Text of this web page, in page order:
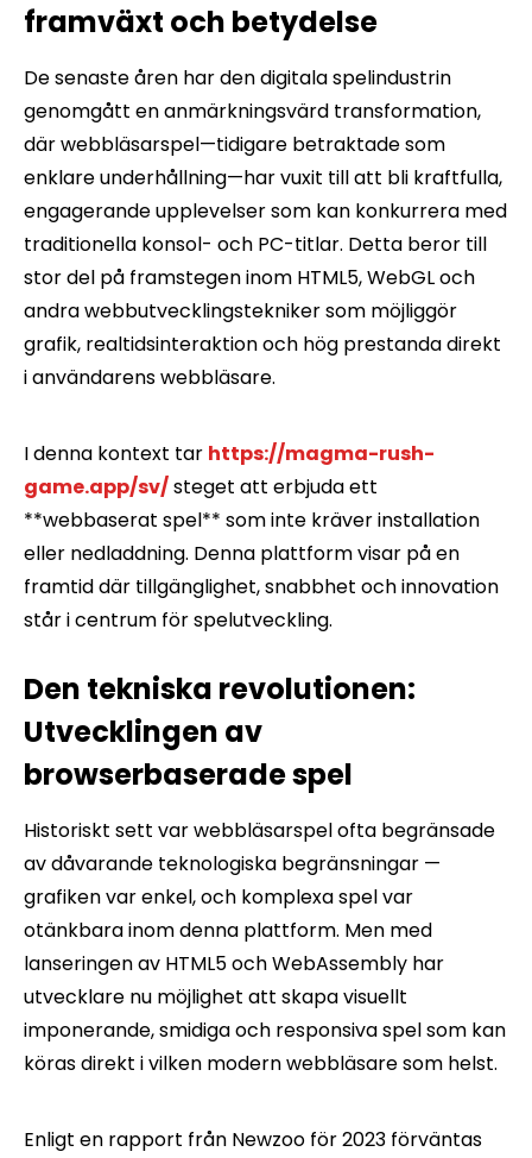
framväxt och betydelse
De senaste åren har den digitala spelindustrin
genomgått en anmärkningsvärd transformation,
där webbläsarspel—tidigare betraktade som
enklare underhållning—har vuxit till att bli kraftfulla,
engagerande upplevelser som kan konkurrera med
traditionella konsol- och PC-titlar. Detta beror till
stor del på framstegen inom HTML5, WebGL och
andra webbutvecklingstekniker som möjliggör
grafik, realtidsinteraktion och hög prestanda direkt
i användarens webbläsare.
I denna kontext tar https://magma-rush-
game.app/sv/steget att erbjuda ett
**webbaserat spel** som inte kräver installation
eller nedladdning. Denna plattform visar på en
framtid där tillgänglighet, snabbhet och innovation
står i centrum för spelutveckling.
Den tekniska revolutionen:
Utvecklingen av
browserbaserade spel
Historiskt sett var webbläsarspel ofta begränsade
av dåvarande teknologiska begränsningar —
grafiken var enkel, och komplexa spel var
otänkbara inom denna plattform. Men med
lanseringen av HTML5 och WebAssembly har
utvecklare nu möjlighet att skapa visuellt
imponerande, smidiga och responsiva spel som kan
köras direkt i vilken modern webbläsare som helst.
Enligt en rapport från Newzoo för 2023 förväntas